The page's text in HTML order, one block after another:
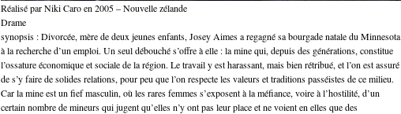
Réalisé par Niki Caro en 2005 – Nouvelle zélande
Drame
synopsis : Divorcée, mère de deux jeunes enfants, Josey Aimes a regagné sa bourgade natale du Minnesota
à la recherche d’un emploi. Un seul débouché s’offre à elle : la mine qui, depuis des générations, constitue
l’ossature économique et sociale de la région. Le travail y est harassant, mais bien rétribué, et l’on est assuré
de s’y faire de solides relations, pour peu que l’on respecte les valeurs et traditions passéistes de ce milieu.
Car la mine est un fief masculin, où les rares femmes s’exposent à la méfiance, voire à l’hostilité, d’un
certain nombre de mineurs qui jugent qu’elles n’y ont pas leur place et ne voient en elles que des